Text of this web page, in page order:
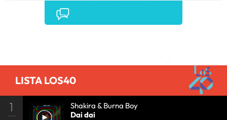
LISTA LOS40
1
Shakira & Burna Boy
Dai dai